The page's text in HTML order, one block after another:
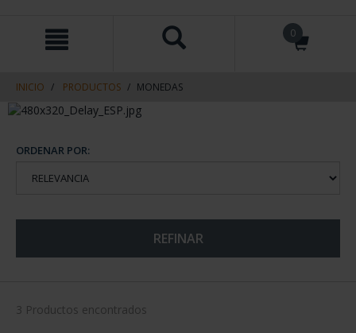
contenido
navegacin
0
INICIO PRODUCTOS MONEDAS
ORDENAR POR:
REFINAR
3 Productos encontrados